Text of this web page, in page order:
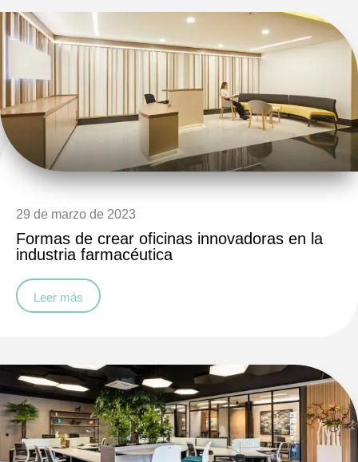
29 de marzo de 2023
Formas de crear oficinas innovadoras en la
industria farmacéutica
Leer más